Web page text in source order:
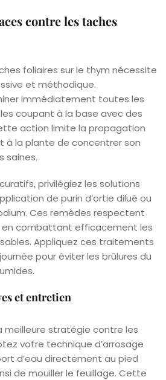
contre les taches
foliaires sur le thym nécessite
et méthodique.
immédiatement toutes les
coupant à la base avec des
action limite la propagation
à la plante de concentrer son
saines.
privilégiez les solutions
de purin d’ortie dilué ou
Ces remèdes respectent
en combattant efficacement les
Appliquez ces traitements
pour éviter les brûlures du
et entretien
meilleure stratégie contre les
votre technique d’arrosage
d’eau directement au pied
de mouiller le feuillage. Cette